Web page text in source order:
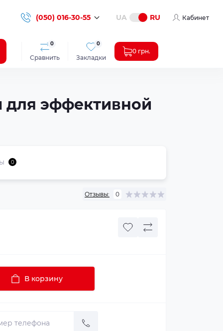
(050) 016-30-55 UA RU Кабинет
Сравнить
0
Закладки
0
0 грн.
эффективной
0
Отзывы: 0
В корзину